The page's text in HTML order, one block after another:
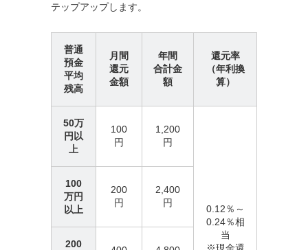
テップアップします。
普通
預金
平均
残高
月間
還元
金額
年間
合計金
額
還元率
（年利換
算）
50万
円以
上
100
円
1,200
円
0.12％～
0.24％相
当
100
万円
以上
200
円
2,400
円
200